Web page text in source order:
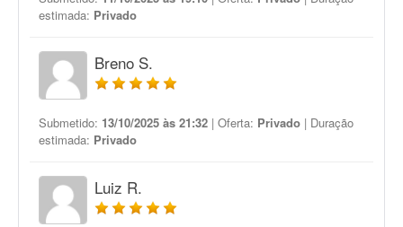
estimada: Privado
Breno S.
Submetido: 13/10/2025 às 21:32 | Oferta: Privado | Duração
estimada: Privado
Luiz R.